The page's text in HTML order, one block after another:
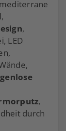
,
LED
,
durch